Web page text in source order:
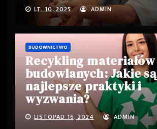
LT. 10, 2025 ADMIN
BUDOWNICTWO
Recykling materiałów
budowlanych: Jakie są
najlepsze praktyki i
wyzwania?
LISTOPAD 16, 2024 ADMIN